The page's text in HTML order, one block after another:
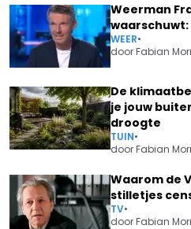
Weerman
WEER•
doorFabian
De
je jouw
droogte
TUIN•
doorFabian
Waarom de
stilletjes
TV•
doorFabian